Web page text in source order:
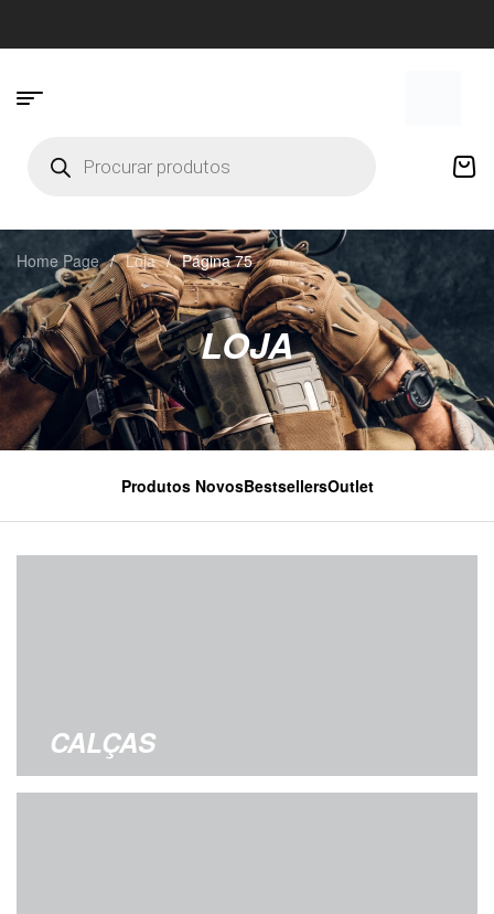
LOJA
Home Page / Loja / Página 75
Produtos NovosBestsellersOutlet
CALÇAS